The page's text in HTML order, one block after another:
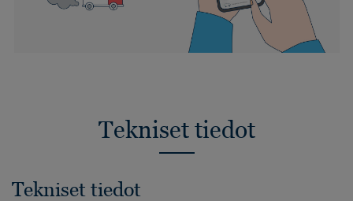
Tekniset tiedot
Tekniset tiedot